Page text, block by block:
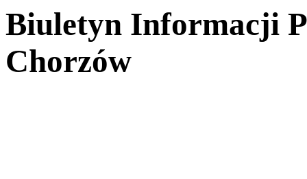
Biuletyn Informacji
Chorzów